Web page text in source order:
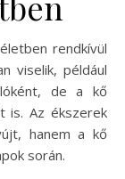
rendkívül
viselik, például
de a kő
is. Az ékszerek
hanem a kő
során.